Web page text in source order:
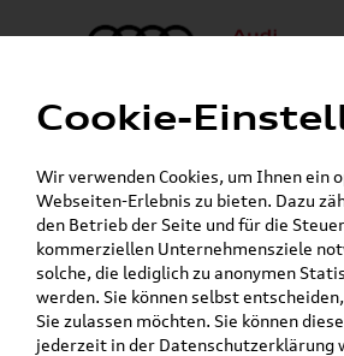
Menü
24h-Pannenhilfe:+49 (0)171 / 870 72 87
Gerade geöffnet
Verkauf:
Mo. - Fr. 08:00 - 19:00 Uhr Sa.
Service:Mo. - Fr. 06:00 - 20:00 Uhr Sa.
Jetzt sparen bei unseren
Grundträger zum
Cookie-
Wir verwenden Cookies, um Ihnen ein
Webseiten-Erlebnis zu bieten. Dazu
den Betrieb der Seite und für die
kommerziellen Unternehmensziele
solche, die lediglich zu anonymen
werden. Sie können selbst
Sie zulassen möchten. Sie können
jederzeit in der Datenschutzerklärung